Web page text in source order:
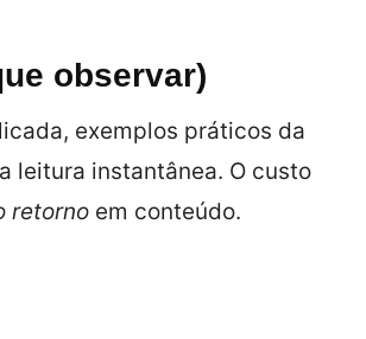
observar)
exemplos práticos da
leitura instantânea. O custo
retornoem conteúdo.